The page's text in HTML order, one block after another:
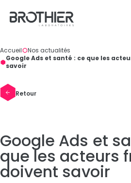
Vous
êtes
Accueil
Nos actualités
Google Ads et santé : ce que les
savoir
Retour
Google Ads et
que les acteurs
doivent savoir